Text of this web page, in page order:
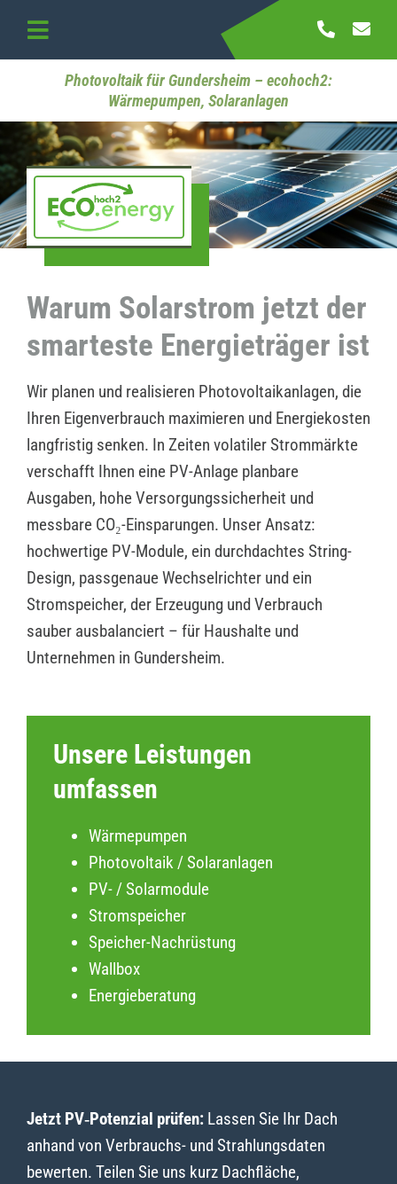
content
Toggle
Navigation
Startseite
Referenzen
Kontakt
Photovoltaik für Gundersheim – ecohoch2:
Wärmepumpen, Solaranlagen
Warum Solarstrom jetzt der
smarteste Energieträger ist
Wir planen und realisieren Photovoltaikanlagen, die
Ihren Eigenverbrauch maximieren und Energiekosten
langfristig senken. In Zeiten volatiler Strommärkte
verschafft Ihnen eine PV-Anlage planbare
Ausgaben, hohe Versorgungssicherheit und
messbare CO₂-Einsparungen. Unser Ansatz:
hochwertige PV-Module, ein durchdachtes String-
Design, passgenaue Wechselrichter und ein
Stromspeicher, der Erzeugung und Verbrauch
sauber ausbalanciert – für Haushalte und
Unternehmen in Gundersheim.
Unsere Leistungen
umfassen
Wärmepumpen
Photovoltaik / Solaranlagen
PV- / Solarmodule
Stromspeicher
Speicher-Nachrüstung
Wallbox
Energieberatung
Jetzt PV‑Potenzial prüfen:Lassen Sie Ihr Dach
anhand von Verbrauchs- und Strahlungsdaten
bewerten. Teilen Sie uns kurz Dachfläche,